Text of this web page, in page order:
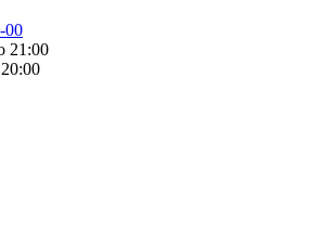
00
21:00